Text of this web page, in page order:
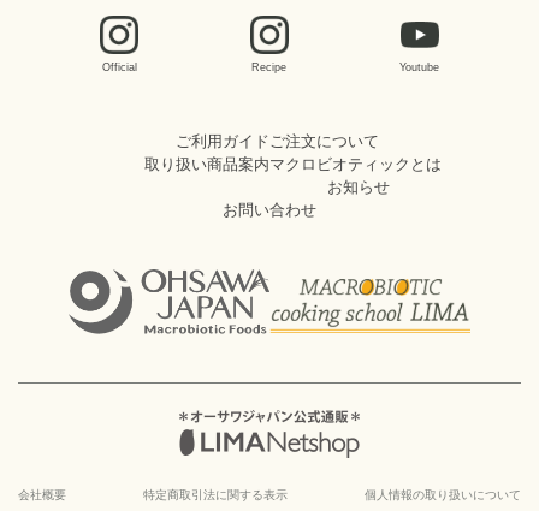
Official Recipe Youtube
ご利用ガイドご注文について
取り扱い商品案内マクロビオティックとは
お知らせ
お問い合わせ
会社概要 特定商取引法に関する表示 個人情報の取り扱いについて